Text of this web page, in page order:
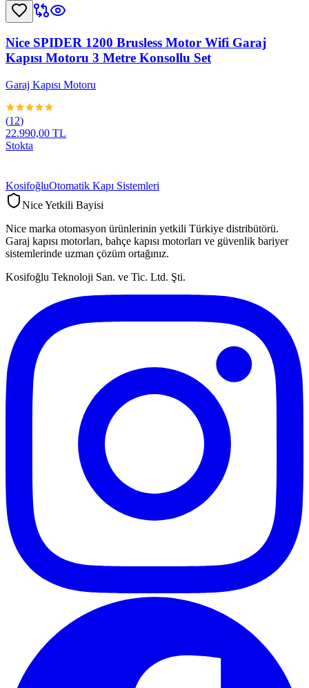
Nice SPIDER 1200 Brusless Motor Wifi Garaj
Kapısı Motoru 3 Metre Konsollu Set
Garaj Kapısı Motoru
(12)
22.990,00 TL
Stokta
KosifoğluOtomatik Kapı Sistemleri
Nice Yetkili Bayisi
Nice marka otomasyon ürünlerinin yetkili Türkiye distribütörü.
Garaj kapısı motorları, bahçe kapısı motorları ve güvenlik bariyer
sistemlerinde uzman çözüm ortağınız.
Kosifoğlu Teknoloji San. ve Tic. Ltd. Şti.